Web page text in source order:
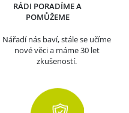
RÁDI PORADÍME A
POMŮŽEME
Nářadí nás baví, stále se učíme
nové věci a máme 30 let
zkušeností.